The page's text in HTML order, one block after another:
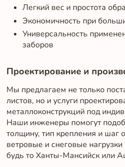
Легкий вес и простота
Экономичность при
Универсальность
заборов
Проектирование и
Мы предлагаем не только
листов, но и услуги
металлоконструкций под
Наши инженеры помогут
толщину, тип крепления и шаг
ветровые и снеговые
будь то Ханты-Мансийск или